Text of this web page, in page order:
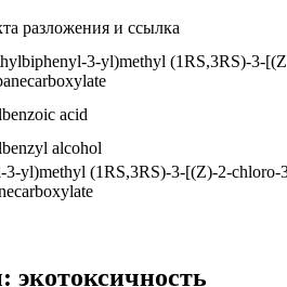
разложения и ссылка
3-yl)methyl (1RS,3RS)-3-
acid
alcohol
3-yl)methyl (1RS,3RS)-3-[(Z)-2-
экотоксичность